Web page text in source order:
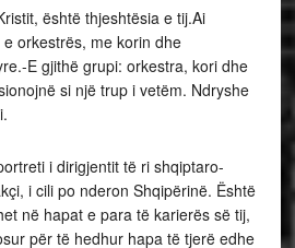
është thjeshtësia e tij.Ai
orkestrës, me korin dhe
E gjithë grupi: orkestra, kori dhe
si një trup i vetëm. Ndryshe
i dirigjentit të ri shqiptaro-
i cili po nderon Shqipërinë. Është
në hapat e para të karierës së tij,
për të hedhur hapa të tjerë edhe